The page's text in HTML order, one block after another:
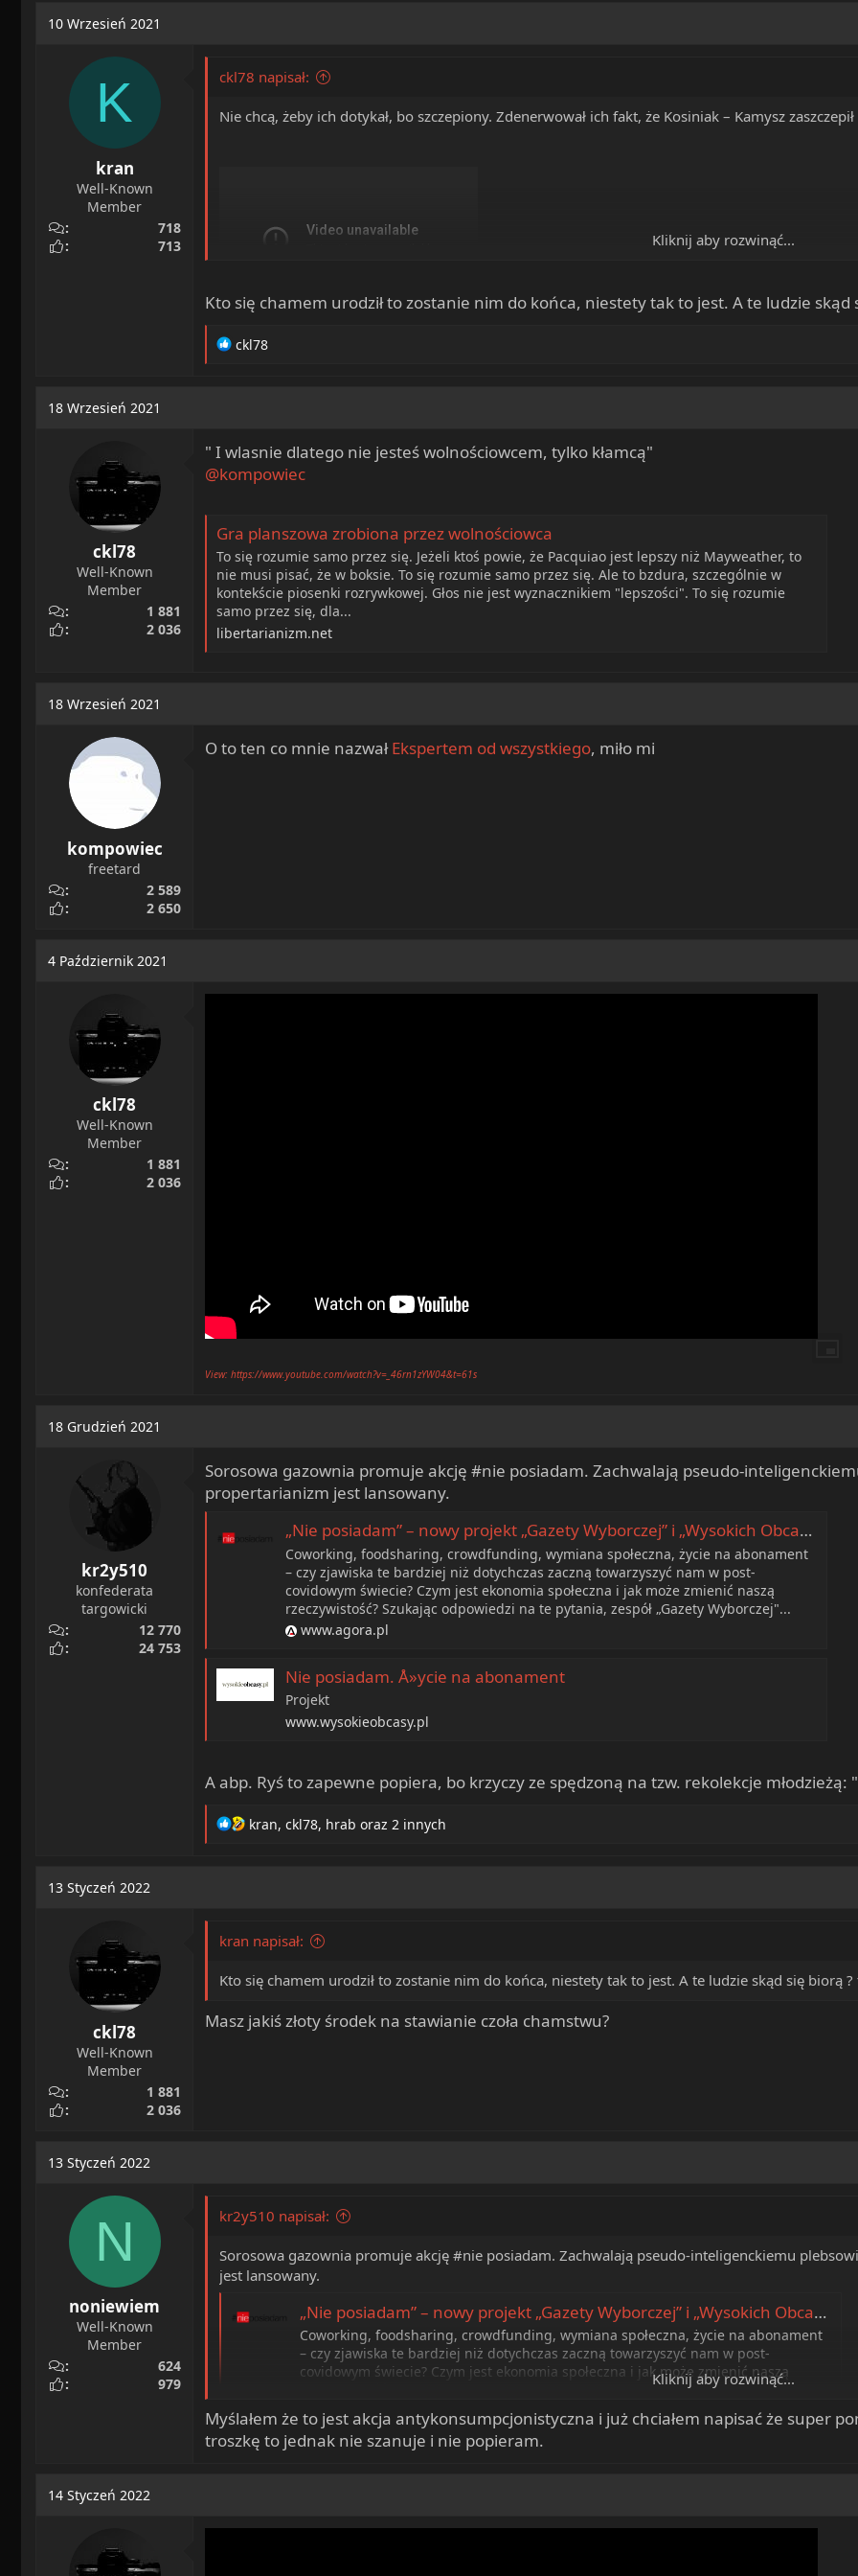
a
d
o
c
ę
10 Wrzesień 2021
K
kran
Well-Known
Member
718
713
ckl78 napisał:
Nie chcą, żeby ich dotykał, bo szczepiony. Zdenerwował ich fakt, że Kosiniak – Kamysz
View: https://www.youtube.com/watch?v=8iAx_qaeaaM&t=72s
Kliknij aby rozwinąć...
Kto się chamem urodził to zostanie nim do końca, niestety tak to jest. A te ludzie
R
o
n
ckl78
18 Wrzesień 2021
ckl78
Well-Known
Member
1 881
2 036
" I wlasnie dlatego nie jesteś wolnościowcem, tylko kłamcą"
@kompowiec
Gra planszowa zrobiona przez wolnościowca
To się rozumie samo przez się. Jeżeli ktoś powie, że Pacquiao jest lepszy niż Mayweather, to
nie musi pisać, że w boksie. To się rozumie samo przez się. Ale to bzdura, szczególnie w
kontekście piosenki rozrywkowej. Głos nie jest wyznacznikiem "lepszości". To się rozumie
samo przez się, dla...
libertarianizm.net
18 Wrzesień 2021
kompowiec
freetard
2 589
2 650
O to ten co mnie nazwałEkspertem od wszystkiego, miło mi
4 Październik 2021
ckl78
Well-Known
Member
1 881
2 036
View: https://www.youtube.com/watch?v=_46rn1zYW04&t=61s
18 Grudzień 2021
kr2y510
konfederata
targowicki
12 770
24 753
Sorosowa gazownia promuje akcję #nie posiadam. Zachwalają pseudo-
propertarianizm jest lansowany.
„Nie posiadam” – nowy projekt „Gazety Wyborczej” i „Wysokich Obcasów”
Coworking, foodsharing, crowdfunding, wymiana społeczna, życie na abonament
– czy zjawiska te bardziej niż dotychczas zaczną towarzyszyć nam w post-
covidowym świecie? Czym jest ekonomia społeczna i jak może zmienić naszą
rzeczywistość? Szukając odpowiedzi na te pytania, zespół „Gazety Wyborczej"...
www.agora.pl
Nie posiadam. Å»ycie na abonament
Projekt
www.wysokieobcasy.pl
A abp. Ryś to zapewne popiera, bo krzyczy ze spędzoną na tzw. rekolekcje młodzieżą:
R
n
:
kran, ckl78, hrab oraz 2 innych
13 Styczeń 2022
ckl78
Well-Known
Member
1 881
2 036
kran napisał:
Kto się chamem urodził to zostanie nim do końca, niestety tak to jest. A te ludzie skąd się biorą
Masz jakiś złoty środek na stawianie czoła chamstwu?
13 Styczeń 2022
N
noniewiem
Well-Known
Member
624
979
kr2y510 napisał:
Sorosowa gazownia promuje akcję #nie posiadam. Zachwalają pseudo-inteligenckiemu
jest lansowany.
„Nie posiadam” – nowy projekt „Gazety Wyborczej” i „Wysokich Obcasów”
Coworking, foodsharing, crowdfunding, wymiana społeczna, życie na abonament
– czy zjawiska te bardziej niż dotychczas zaczną towarzyszyć nam w post-
covidowym świecie? Czym jest ekonomia społeczna i jak może zmienić naszą
rzeczywistość? Szukając odpowiedzi na te pytania, zespół „Gazety Wyborczej"...
www.agora.pl
Nie posiadam. Å»ycie na abonament
Kliknij aby rozwinąć...
Myślałem że to jest akcja antykonsumpcjonistyczna i już chciałem napisać że super
troszkę to jednak nie szanuje i nie popieram.
14 Styczeń 2022